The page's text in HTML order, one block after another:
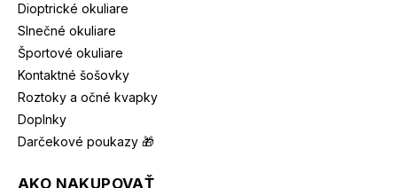
Dioptrické okuliare
Slnečné okuliare
Športové okuliare
Kontaktné šošovky
Roztoky a očné kvapky
Doplnky
Darčekové poukazy 🎁
AKO NAKUPOVAŤ